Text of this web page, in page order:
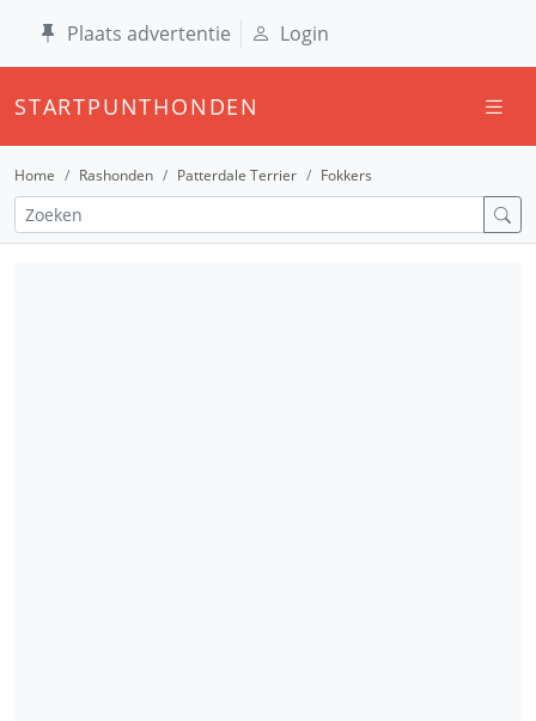
Plaats advertentie Login
STARTPUNTHONDEN
Home Rashonden Patterdale Terrier Fokkers